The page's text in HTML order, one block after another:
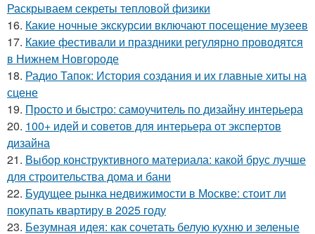
Раскрываем секреты тепловой физики
16. Какие ночные экскурсии включают посещение музеев
17. Какие фестивали и праздники регулярно проводятся
в Нижнем Новгороде
18. Радио Тапок: История создания и их главные хиты на
сцене
19. Просто и быстро: самоучитель по дизайну интерьера
20. 100+ идей и советов для интерьера от экспертов
дизайна
21. Выбор конструктивного материала: какой брус лучше
для строительства дома и бани
22. Будущее рынка недвижимости в Москве: стоит ли
покупать квартиру в 2025 году
23. Безумная идея: как сочетать белую кухню и зеленые